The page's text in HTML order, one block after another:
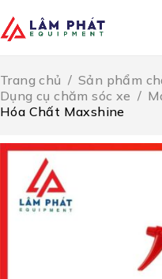
Trang chủ / Sản phẩm
Dụng cụ chăm sóc xe /
Hóa Chất Maxshine